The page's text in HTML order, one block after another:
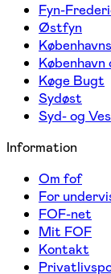
Fyn-
Østfyn
Køge Bugt
Sydøst
Syd- og
Information
Om fof
For
FOF-net
Mit FOF
Kontakt